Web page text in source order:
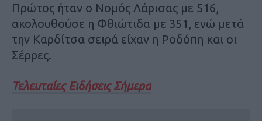
Πρώτος ήταν ο Νομός Λάρισας με 516,
ακολουθούσε η Φθιώτιδα με 351, ενώ μετά
την Καρδίτσα σειρά είχαν η Ροδόπη και οι
Σέρρες.
Τελευταίες Ειδήσεις Σήμερα